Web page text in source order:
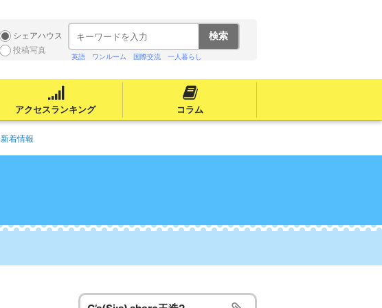
シェアハウス
投稿写真
英語 ワンルーム 国際交流 一人暮らし
アクセスランキング コラム
新着情報